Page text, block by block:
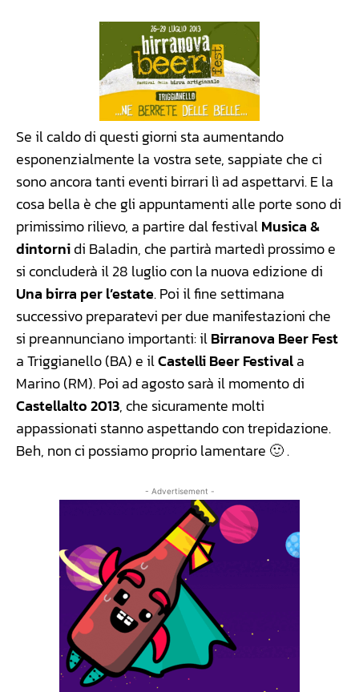
Se il caldo di questi giorni sta aumentando
esponenzialmente la vostra sete, sappiate che ci
sono ancora tanti eventi birrari lì ad aspettarvi. E la
cosa bella è che gli appuntamenti alle porte sono di
primissimo rilievo, a partire dal festivalMusica &
dintornidi Baladin, che partirà martedì prossimo e
si concluderà il 28 luglio con la nuova edizione di
Una birra per l’estate. Poi il fine settimana
successivo preparatevi per due manifestazioni che
si preannunciano importanti: ilBirranova Beer Fest
a Triggianello (BA) e ilCastelli Beer Festivala
Marino (RM). Poi ad agosto sarà il momento di
Castellalto 2013, che sicuramente molti
appassionati stanno aspettando con trepidazione.
Beh, non ci possiamo proprio lamentare 🙂 .
- Advertisement -